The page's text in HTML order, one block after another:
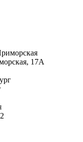
17А